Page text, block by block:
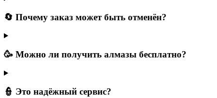
🔄 Почему заказ может быть отменён?
🥳 Можно ли получить алмазы бесплатно?
👮 Это надёжный сервис?